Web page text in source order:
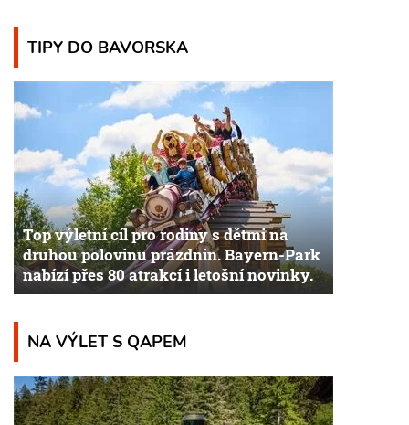
TIPY DO BAVORSKA
Top výletní cíl pro rodiny s dětmi na
druhou polovinu prázdnin. Bayern-Park
nabízí přes 80 atrakcí i letošní novinky.
NA VÝLET S QAPEM